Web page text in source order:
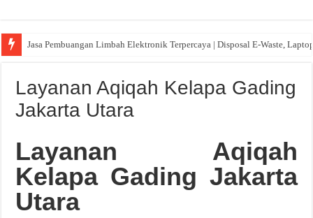
Jasa Pembuangan Limbah Elektronik Terpercaya | Disposal E-Waste,
Layanan Aqiqah Kelapa Gading
Jakarta Utara
Layanan Aqiqah
Kelapa Gading Jakarta
Utara